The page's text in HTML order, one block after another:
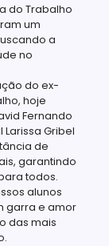
do Trabalho
um
a
no
do ex-
hoje
Fernando
Gribel
de
garantindo
todos.
alunos
garra e amor
das mais